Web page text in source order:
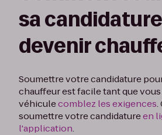
sa
devenir
Soumettre votre candidature
chauffeur est facile tant que
véhiculecomblez les exigences.
soumettre votre candidatureen
l'application.